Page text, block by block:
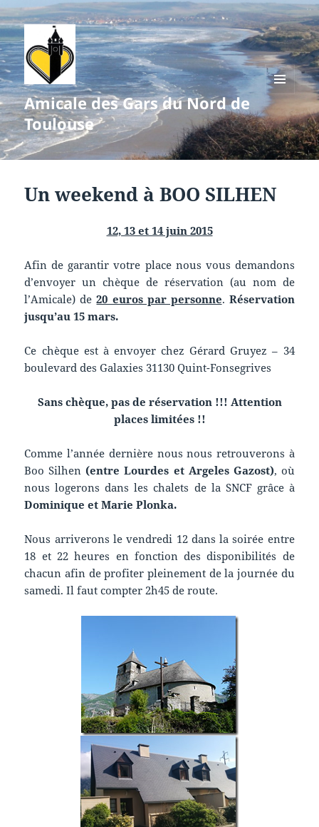
Amicale des Gars du Nord de
Toulouse
MENU
WIDGETS
Un weekend à BOO SILHEN
12, 13 et 14 juin 2015
Afin de garantir votre place nous vous demandons
d’envoyer un chèque de réservation (au nom de
l’Amicale) de20 euros par personne. Réservation
jusqu’au 15 mars.
Ce chèque est à envoyer chez Gérard Gruyez – 34
boulevard des Galaxies 31130 Quint-Fonsegrives
Sans chèque, pas de réservation !!! Attention
places limitées !!
Comme l’année dernière nous nous retrouverons à
Boo Silhen (entre Lourdes et Argeles Gazost), où
nous logerons dans les chalets de la SNCF grâce à
Dominique et Marie Plonka.
Nous arriverons le vendredi 12 dans la soirée entre
18 et 22 heures en fonction des disponibilités de
chacun afin de profiter pleinement de la journée du
samedi. Il faut compter 2h45 de route.